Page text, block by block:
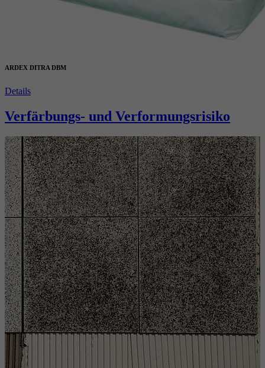
ARDEX DITRA DBM
Details
Verfärbungs- und Verformungsrisiko